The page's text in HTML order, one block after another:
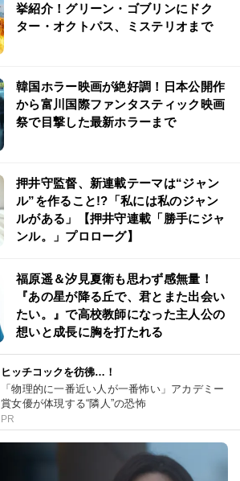
挙紹介！グリーン・ゴブリンにドク
ター・オクトパス、ミステリオまで
韓国ホラー映画が絶好調！日本公開作
から富川国際ファンタスティック映画
祭で目撃した最新ホラーまで
押井守監督、新連載テーマは“ジャン
ル”を作ること!?「私には私のジャン
ルがある」【押井守連載「勝手にジャ
ンル。」プロローグ】
福原遥＆汐見夏衛も思わず感無量！
『あの星が降る丘で、君とまた出会い
たい。』で高校教師になった主人公の
想いと成長に胸を打たれる
ヒッチコックを彷彿…！
「物理的に一番近い人が一番怖い」アカデミー
賞女優が体現する“隣人”の恐怖
PR